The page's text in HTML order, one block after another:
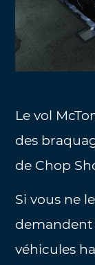
Le vol
des
de Chop
Si vous ne
demandent
véhicules